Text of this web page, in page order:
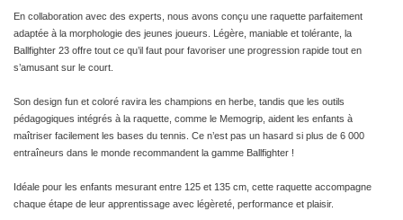
En collaboration avec des experts, nous avons conçu une raquette parfaitement
adaptée à la morphologie des jeunes joueurs. Légère, maniable et tolérante, la
Ballfighter 23 offre tout ce qu’il faut pour favoriser une progression rapide tout en
s’amusant sur le court.
Son design fun et coloré ravira les champions en herbe, tandis que les outils
pédagogiques intégrés à la raquette, comme le Memogrip, aident les enfants à
maîtriser facilement les bases du tennis. Ce n’est pas un hasard si plus de 6 000
entraîneurs dans le monde recommandent la gamme Ballfighter !
Idéale pour les enfants mesurant entre 125 et 135 cm, cette raquette accompagne
chaque étape de leur apprentissage avec légèreté, performance et plaisir.